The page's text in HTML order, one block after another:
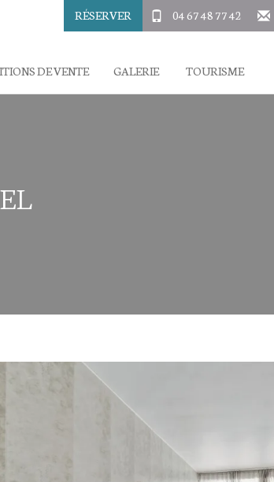
RÉSERVER 04 67 48 77 42
DE VENTE GALERIE TOURISME